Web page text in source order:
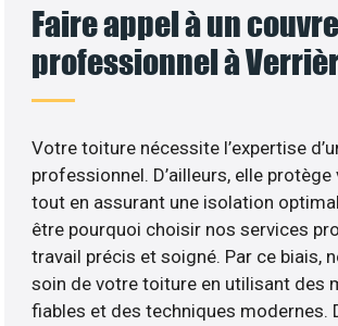
Faire appel à un
professionnel à
Votre toiture nécessite l’expertise
professionnel. D’ailleurs, elle
tout en assurant une isolation
être pourquoi choisir nos services
travail précis et soigné. Par ce biais,
soin de votre toiture en utilisant des
fiables et des techniques modernes.